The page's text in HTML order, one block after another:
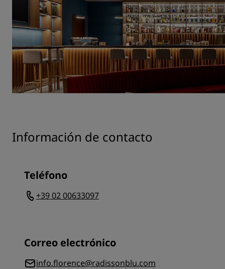
Información de contacto
Teléfono
+39 02 00633097
Correo electrónico
info.florence@radissonblu.com